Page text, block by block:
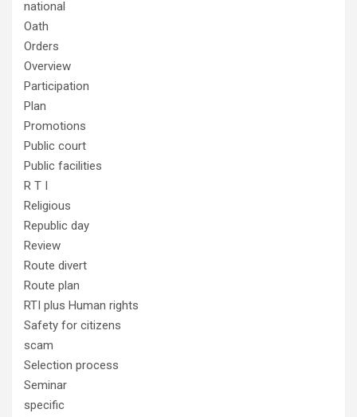
national
Oath
Orders
Overview
Participation
Plan
Promotions
Public court
Public facilities
R T I
Religious
Republic day
Review
Route divert
Route plan
RTI plus Human rights
Safety for citizens
scam
Selection process
Seminar
specific